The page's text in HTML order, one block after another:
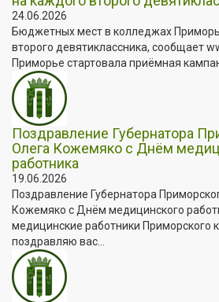
24.06.2026
Бюджетных мест в колледжах
второго девятиклассника, сообщает
Приморье стартовала приёмная
Поздравление Губернатора
Олега Кожемяко с Днём
работника
19.06.2026
Поздравление Губернатора
Кожемяко с Днём медицинского
медицинские работники Приморского
поздравляю вас...